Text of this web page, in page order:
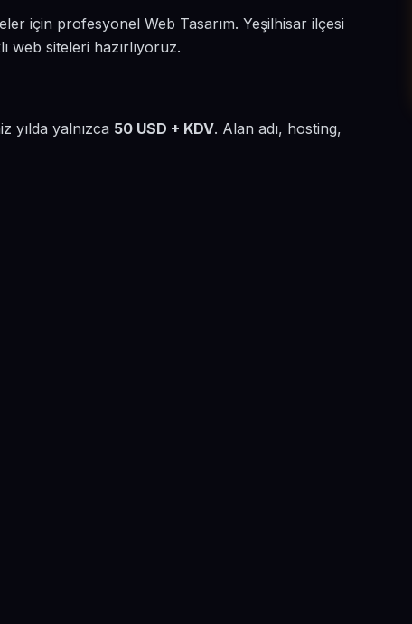
için profesyonel Web Tasarım. Yeşilhisar ilçesi
web siteleri hazırlıyoruz.
yılda yalnızca 50 USD + KDV. Alan adı, hosting,